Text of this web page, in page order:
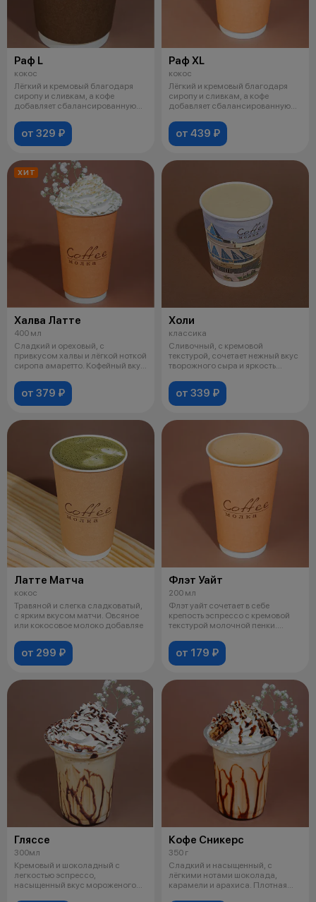
Раф L
кокос
Лёгкий и кремовый благодаря
сиропу и сливкам, а кофе
добавляет сбалансированную
от 329 ₽
Раф XL
кокос
Лёгкий и кремовый благодаря
сиропу и сливкам, а кофе
добавляет сбалансированную
от 439 ₽
ХИТ
Халва Латте
400 мл
Сладкий и ореховый, с
привкусом халвы и лёгкой ноткой
сиропа амаретто. Кофейный вкус
от 379 ₽
Холи
классика
Сливочный, с кремовой
текстурой, сочетает нежный вкус
творожного сыра и яркость
от 339 ₽
Латте Матча
кокос
Травяной и слегка сладковатый,
с ярким вкусом матчи. Овсяное
или кокосовое молоко добавляе
от 299 ₽
Флэт Уайт
200 мл
Флэт уайт сочетает в себе
крепость эспрессо с кремовой
текстурой молочной пенки.
от 179 ₽
Гляссе
300мл
Кремовый и шоколадный с
легкостью эспрессо,
насыщенный вкус мороженого
Кофе Сникерс
350 г
Сладкий и насыщенный, с
лёгкими нотами шоколада,
карамели и арахиса. Плотная